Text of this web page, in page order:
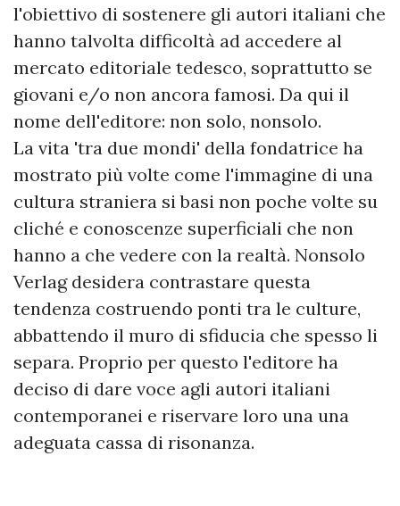
l'obiettivo di sostenere gli autori italiani che
hanno talvolta difficoltà ad accedere al
mercato editoriale tedesco, soprattutto se
giovani e/o non ancora famosi. Da qui il
nome dell'editore: non solo, nonsolo.
La vita 'tra due mondi' della fondatrice ha
mostrato più volte come l'immagine di una
cultura straniera si basi non poche volte su
cliché e conoscenze superficiali che non
hanno a che vedere con la realtà. Nonsolo
Verlag desidera contrastare questa
tendenza costruendo ponti tra le culture,
abbattendo il muro di sfiducia che spesso li
separa. Proprio per questo l'editore ha
deciso di dare voce agli autori italiani
contemporanei e riservare loro una una
adeguata cassa di risonanza.